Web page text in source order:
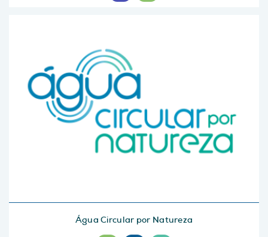
Água Circular por Natureza